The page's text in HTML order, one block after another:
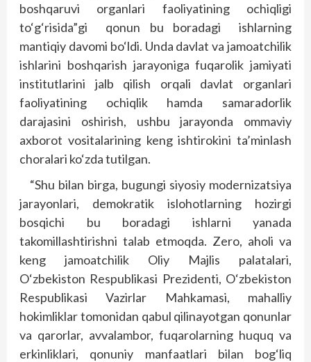
boshqaruvi organlari faoliyatining ochiqligi
to‘g‘risida”gi qonun bu boradagi ishlarning
mantiqiy davomi bo‘ldi. Unda davlat va jamoatchilik
ishlarini boshqarish jarayoniga fuqarolik jamiyati
institutlarini jalb qilish orqali davlat organlari
faoliyatining ochiqlik hamda samaradorlik
darajasini oshirish, ushbu jarayonda ommaviy
axborot vositalarining keng ishtirokini ta’minlash
choralari ko‘zda tutilgan.
“Shu bilan birga, bugungi siyosiy modernizatsiya
jarayonlari, demokratik islohotlarning hozirgi
bosqichi bu boradagi ishlarni yanada
takomillashtirishni talab etmoqda. Zero, aholi va
keng jamoatchilik Oliy Majlis palatalari,
O‘zbekiston Respublikasi Prezidenti, O‘zbekiston
Respublikasi Vazirlar Mahkamasi, mahalliy
hokimliklar tomonidan qabul qilinayotgan qonunlar
va qarorlar, avvalambor, fuqarolarning huquq va
erkinliklari, qonuniy manfaatlari bilan bog‘liq